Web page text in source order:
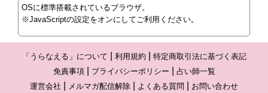
OSに標準搭載されているブラウザ。
※JavaScriptの設定をオンにしてご利用ください。
「うらなえる」について 利用規約
特定商取引法に基づく表記
免責事項
プライバシーポリシー
占い師一覧
運営会社
メルマガ配信解除 よくある質問 お問い合わせ